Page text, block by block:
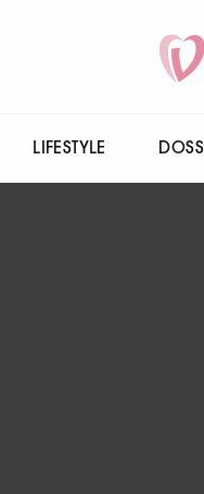
LIFESTYLE